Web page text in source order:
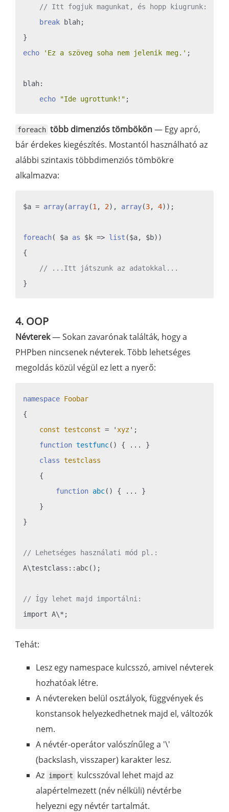
// Itt fogjuk magunkat, és hopp kiugrunk:
break blah;
echo
'Ez a szöveg soha nem jelenik meg.' ;
blah:
echo
"Ide ugrottunk!"
foreach több dimenziós tömbökön— Egy apró,
bár érdekes kiegészítés. Mostantól használható az
alábbi szintaxis többdimenziós tömbökre
alkalmazva:
$a = array(array(1 , 2), array(3, 4));
foreach( $a as $k => list ($a, $b))
{
// ...Itt játszunk az adatokkal...
4. OOP
Névterek— Sokan zavarónak találták, hogy a
PHPben nincsenek névterek. Több lehetséges
megoldás közül végül ez lett a nyerő:
namespace Foobar
{
const testconst = ' xyz';
function testfunc()
{ ... }
class testclass
{
function abc()
{ ... }
    }
}
// Lehetséges használati mód pl.:
A\testclass::abc();
// Így lehet majd importálni:
Tehát:
Lesz egy namespace kulcsszó, amivel névterek
hozhatóak létre.
A névtereken belül osztályok, függvények és
konstansok helyezkedhetnek majd el, változók
nem.
A névtér-operátor valószínűleg a '\'
(backslash, visszaper) karakter lesz.
Az import
kulcsszóval lehet majd az
alapértelmezett (név nélküli) névtérbe
helyezni egy névtér tartalmát.